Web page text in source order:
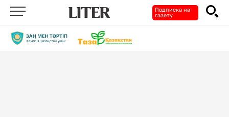
Подписка на
газету